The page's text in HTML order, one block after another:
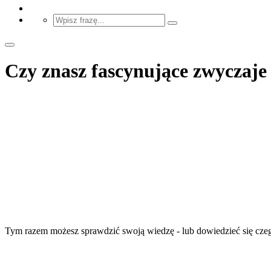
Czy znasz fascynujące
Tym razem możesz sprawdzić swoją wiedzę - lub dowiedzieć się